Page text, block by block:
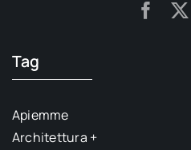
Tag
Apiemme
Architettura +